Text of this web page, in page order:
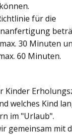
für die
max. 30 Minuten
60 Minuten.
Kinder
welches Kind
im "Urlaub".
gemeinsam mit